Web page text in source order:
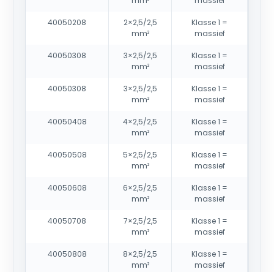
40050208
2×2,5/2,5
mm²
Klasse 1 =
massief
40050308
3×2,5/2,5
mm²
Klasse 1 =
massief
40050308
3×2,5/2,5
mm²
Klasse 1 =
massief
40050408
4×2,5/2,5
mm²
Klasse 1 =
massief
40050508
5×2,5/2,5
mm²
Klasse 1 =
massief
40050608
6×2,5/2,5
mm²
Klasse 1 =
massief
40050708
7×2,5/2,5
mm²
Klasse 1 =
massief
40050808
8×2,5/2,5
mm²
Klasse 1 =
massief